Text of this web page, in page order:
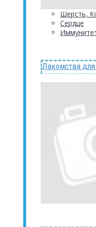
Шерсть,
Сердце
Лакомства